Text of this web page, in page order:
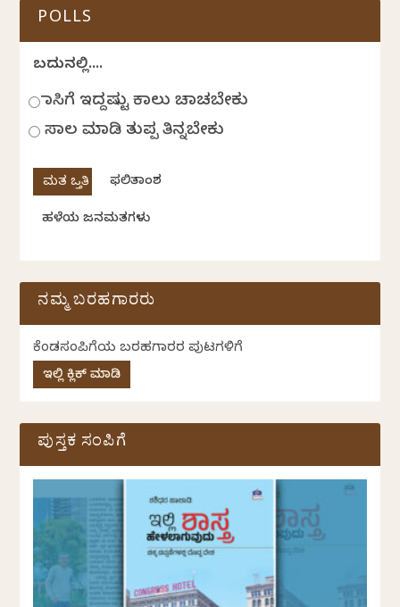
POLLS
ಬದುಕಿನಲ್ಲಿ....
ಹಾಸಿಗೆ ಇದ್ದಷ್ಟು ಕಾಲು ಚಾಚಬೇಕು
ಸಾಲ ಮಾಡಿ ತುಪ್ಪ ತಿನ್ನಬೇಕು
ಫಲಿತಾಂಶ
ಹಳೆಯ ಜನಮತಗಳು
ನಮ್ಮ ಬರಹಗಾರರು
ಕೆಂಡಸಂಪಿಗೆಯ ಬರಹಗಾರರ ಪುಟಗಳಿಗೆ
ಇಲ್ಲಿ ಕ್ಲಿಕ್ ಮಾಡಿ
ಪುಸ್ತಕ ಸಂಪಿಗೆ